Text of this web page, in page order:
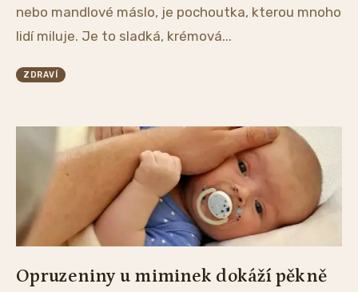
nebo mandlové máslo, je pochoutka, kterou mnoho
lidí miluje. Je to sladká, krémová...
ZDRAVÍ
Opruzeniny u miminek dokáží pěkně